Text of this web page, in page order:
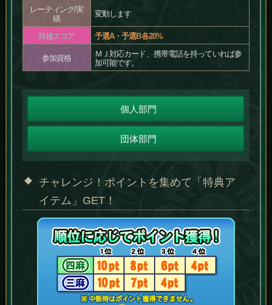
レーティング/実
績
変動します
持越スコア 予選A・予選B各20%
参加資格
ＭＪ対応カード、携帯電話を持っていれば参
加可能です。
個人部門
団体部門
チャレンジ！ポイントを集めて「特典ア
イテム」GET！